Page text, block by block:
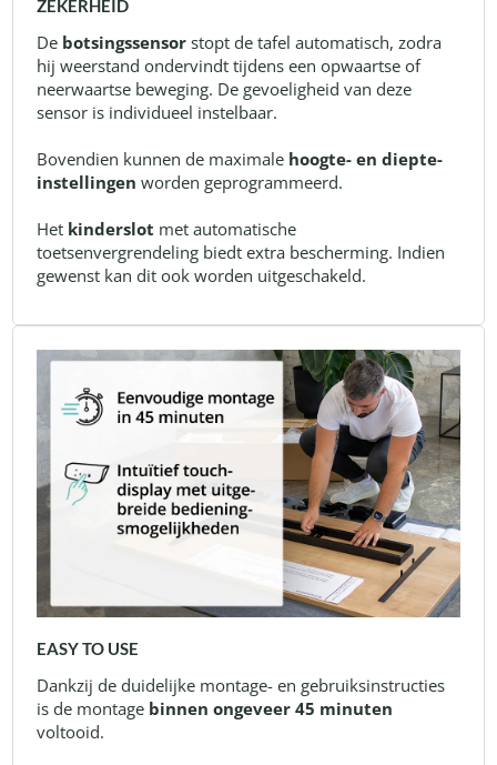
ZEKERHEID
De botsingssensorstopt de tafel automatisch, zodra
hij weerstand ondervindt tijdens een opwaartse of
neerwaartse beweging. De gevoeligheid van deze
sensor is individueel instelbaar.
Bovendien kunnen de maximale hoogte- en diepte-
instellingen worden geprogrammeerd.
Het kinderslot met automatische
toetsenvergrendeling biedt extra bescherming. Indien
gewenst kan dit ook worden uitgeschakeld.
EASY TO USE
Dankzij de duidelijke montage- en gebruiksinstructies
is de montage binnen ongeveer 45 minuten
voltooid.